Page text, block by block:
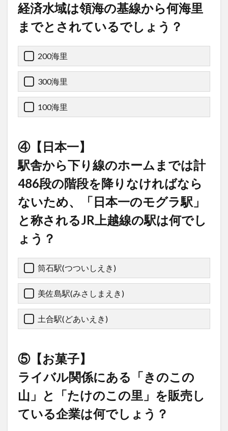
経済水域は領海の基線から何海里
までとされているでしょう？
200海里
300海里
100海里
④【日本一】
駅舎から下り線のホームまでは計
486段の階段を降りなければなら
ないため、「日本一のモグラ駅」
と称されるJR上越線の駅は何でし
ょう？
筒石駅(つついしえき)
美佐島駅(みさしまえき)
土合駅(どあいえき)
⑤【お菓子】
ライバル関係にある「きのこの
山」と「たけのこの里」を販売し
ている企業は何でしょう？